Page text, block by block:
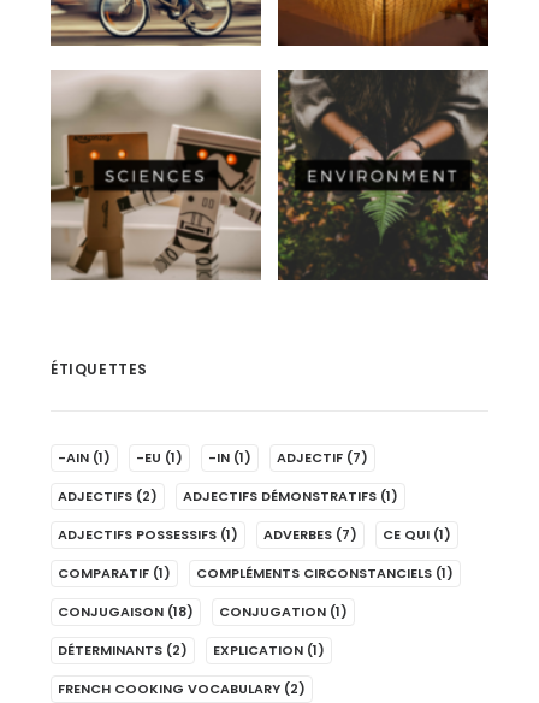
ÉTIQUETTES
-AIN (1) -EU (1) -IN (1) ADJECTIF (7)
ADJECTIFS (2) ADJECTIFS DÉMONSTRATIFS (1)
ADJECTIFS POSSESSIFS (1) ADVERBES (7) CE QUI (1)
COMPARATIF (1) COMPLÉMENTS CIRCONSTANCIELS (1)
CONJUGAISON (18) CONJUGATION (1)
DÉTERMINANTS (2) EXPLICATION (1)
FRENCH COOKING VOCABULARY (2)